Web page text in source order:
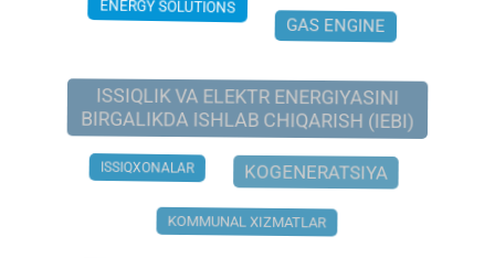
ENERGY SOLUTIONS GAS ENGINE
ISSIQLIK VA ELEKTR ENERGIYASINI
BIRGALIKDA ISHLAB CHIQARISH (IEBI)
ISSIQXONALAR KOGENERATSIYA
KOMMUNAL XIZMATLAR